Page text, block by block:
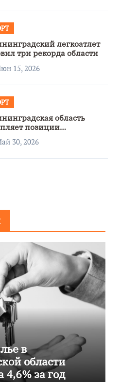
легкоатлет
три рекорда области
15, 2026
область
позиции
региона
30, 2026
в
области
за год